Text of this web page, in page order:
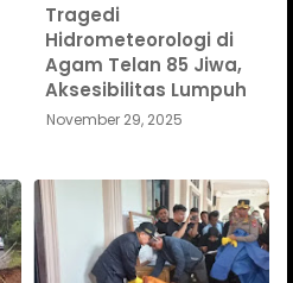
Tragedi
Hidrometeorologi di
Agam Telan 85 Jiwa,
Aksesibilitas Lumpuh
November 29, 2025